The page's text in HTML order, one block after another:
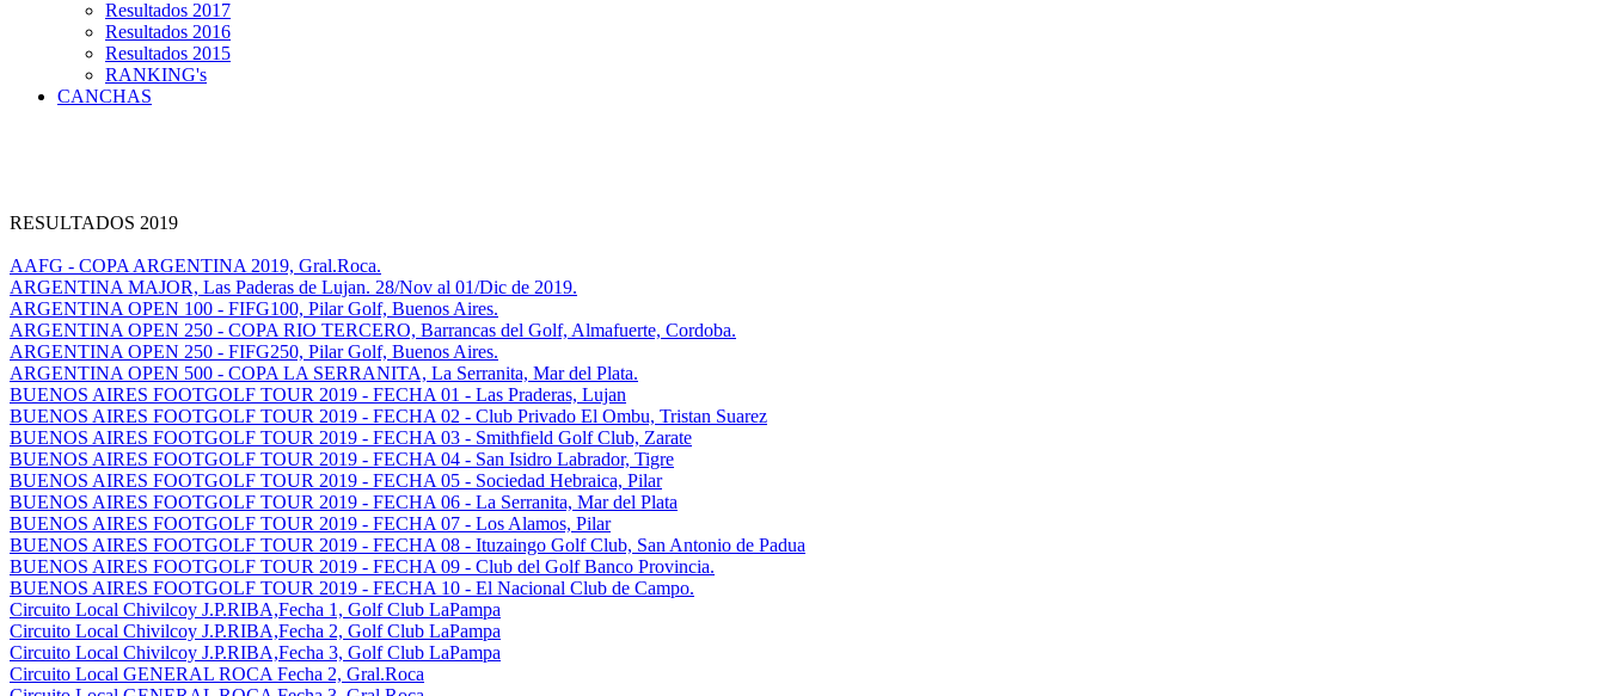
Resultados 2017
Resultados 2016
Resultados 2015
RANKING's
CANCHAS
RESULTADOS 2019
AAFG - COPA ARGENTINA 2019, Gral.Roca.
ARGENTINA MAJOR, Las Paderas de Lujan. 28/Nov al 01/Dic de 2019.
ARGENTINA OPEN 100 - FIFG100, Pilar Golf, Buenos Aires.
ARGENTINA OPEN 250 - COPA RIO TERCERO, Barrancas del Golf, Almafuerte, Cordoba.
ARGENTINA OPEN 250 - FIFG250, Pilar Golf, Buenos Aires.
ARGENTINA OPEN 500 - COPA LA SERRANITA, La Serranita, Mar del Plata.
BUENOS AIRES FOOTGOLF TOUR 2019 - FECHA 01 - Las Praderas, Lujan
BUENOS AIRES FOOTGOLF TOUR 2019 - FECHA 02 - Club Privado El Ombu, Tristan Suarez
BUENOS AIRES FOOTGOLF TOUR 2019 - FECHA 03 - Smithfield Golf Club, Zarate
BUENOS AIRES FOOTGOLF TOUR 2019 - FECHA 04 - San Isidro Labrador, Tigre
BUENOS AIRES FOOTGOLF TOUR 2019 - FECHA 05 - Sociedad Hebraica, Pilar
BUENOS AIRES FOOTGOLF TOUR 2019 - FECHA 06 - La Serranita, Mar del Plata
BUENOS AIRES FOOTGOLF TOUR 2019 - FECHA 07 - Los Alamos, Pilar
BUENOS AIRES FOOTGOLF TOUR 2019 - FECHA 08 - Ituzaingo Golf Club, San Antonio de Padua
BUENOS AIRES FOOTGOLF TOUR 2019 - FECHA 09 - Club del Golf Banco Provincia.
BUENOS AIRES FOOTGOLF TOUR 2019 - FECHA 10 - El Nacional Club de Campo.
Circuito Local Chivilcoy J.P.RIBA,Fecha 1, Golf Club LaPampa
Circuito Local Chivilcoy J.P.RIBA,Fecha 2, Golf Club LaPampa
Circuito Local Chivilcoy J.P.RIBA,Fecha 3, Golf Club LaPampa
Circuito Local GENERAL ROCA Fecha 2, Gral.Roca